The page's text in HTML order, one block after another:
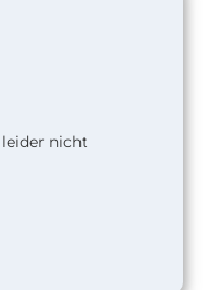
nicht